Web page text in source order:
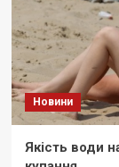
Новини
Якість води